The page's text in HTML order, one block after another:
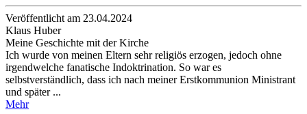
Veröffentlicht am 23­.04.2024
Klaus Huber
Meine Geschichte mit der Kirche
Ich wurde von meinen Eltern sehr religiös erzogen, jedoch ohne
irgendwelche fanatische Indoktrination. So war es
selbstverständlich, dass ich nach meiner Erstkommunion Ministrant
und später ...
Mehr